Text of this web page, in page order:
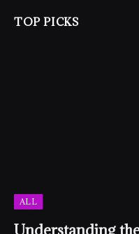
TOP PICKS
ALL